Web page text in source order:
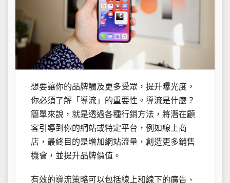
想要讓你的品牌觸及更多受眾，提升曝光度，
你必須了解「導流」的重要性。導流是什麼？
簡單來說，就是透過各種行銷方法，將潛在顧
客引導到你的網站或特定平台，例如線上商
店，最終目的是增加網站流量，創造更多銷售
機會，並提升品牌價值。
有效的導流策略可以包括線上和線下的廣告、